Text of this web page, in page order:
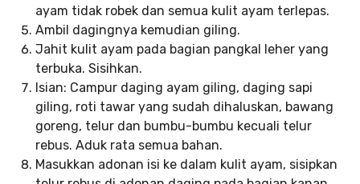
ayam tidak robek dan semua kulit ayam terlepas.
Ambil dagingnya kemudian giling.
Jahit kulit ayam pada bagian pangkal leher yang
terbuka. Sisihkan.
Isian: Campur daging ayam giling, daging sapi
giling, roti tawar yang sudah dihaluskan, bawang
goreng, telur dan bumbu-bumbu kecuali telur
rebus. Aduk rata semua bahan.
Masukkan adonan isi ke dalam kulit ayam, sisipkan